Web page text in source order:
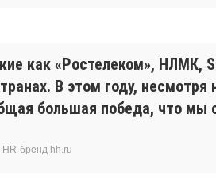
как «Ростелеком», НЛМК,
В этом году,
большая победа, что мы
HR-бренд hh.ru